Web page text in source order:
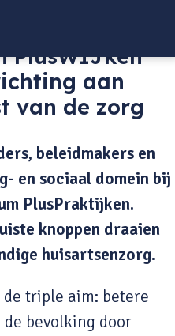
PlusWIJken
aan
van de zorg
beleidmakers en
en sociaal domein bij
PlusPraktijken.
knoppen draaien
huisartsenzorg.
triple aim: betere
bevolking door